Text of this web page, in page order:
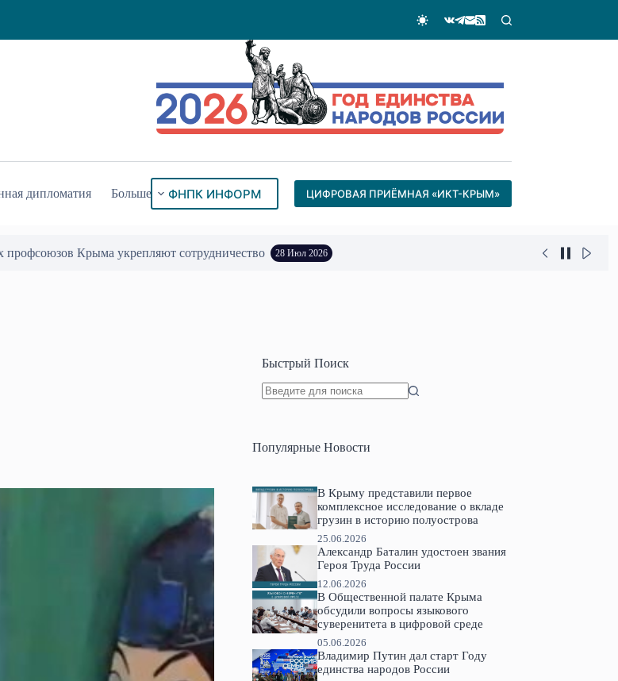
дипломатия Больше ФНПК ИНФОРМ ЦИФРОВАЯ ПРИЁМНАЯ «ИКТ-КРЫМ»
Крыма укрепляют сотрудничество 28 Июл 2026
Быстрый Поиск
Популярные Новости
В Крыму представили первое
комплексное исследование о вкладе
грузин в историю полуострова
25.06.2026
Александр Баталин удостоен звания
Героя Труда России
12.06.2026
В Общественной палате Крыма
обсудили вопросы языкового
суверенитета в цифровой среде
05.06.2026
Владимир Путин дал старт Году
единства народов России